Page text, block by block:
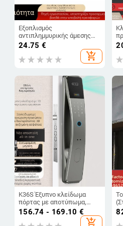
Εξοπλισμός
αντιπλημμυρικής άμεσης
επέμβασης: μετρητής
βροχής, σωλήνας PVC
υψηλής πίεσης, διαφανής
σωλήνας με ενίσχυση από
24.75 €
add_shopping_cart
K36S Έξυπνο κλείδωμα
πόρτας με αποτύπωμα,
αναγνώριση προσώπου,
βιντεοθυροτηλέφωνο και
156.74 - 169.10 €
add_shopping_cart